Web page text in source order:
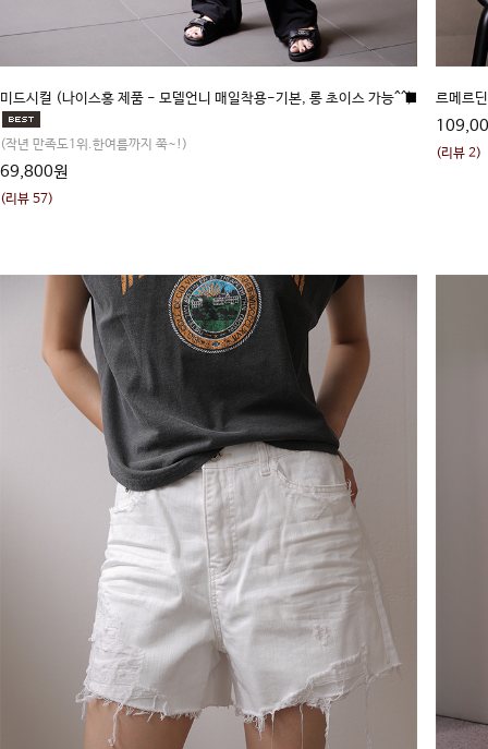
미드시컬 (나이스홍 제품 - 모델언니 매일착용-기본, 롱 초이스 가능^^)
(작년 만족도1위.한여름까지 쭉~!)
69,800원
■
(리뷰 57)
르메르
(리뷰 2)